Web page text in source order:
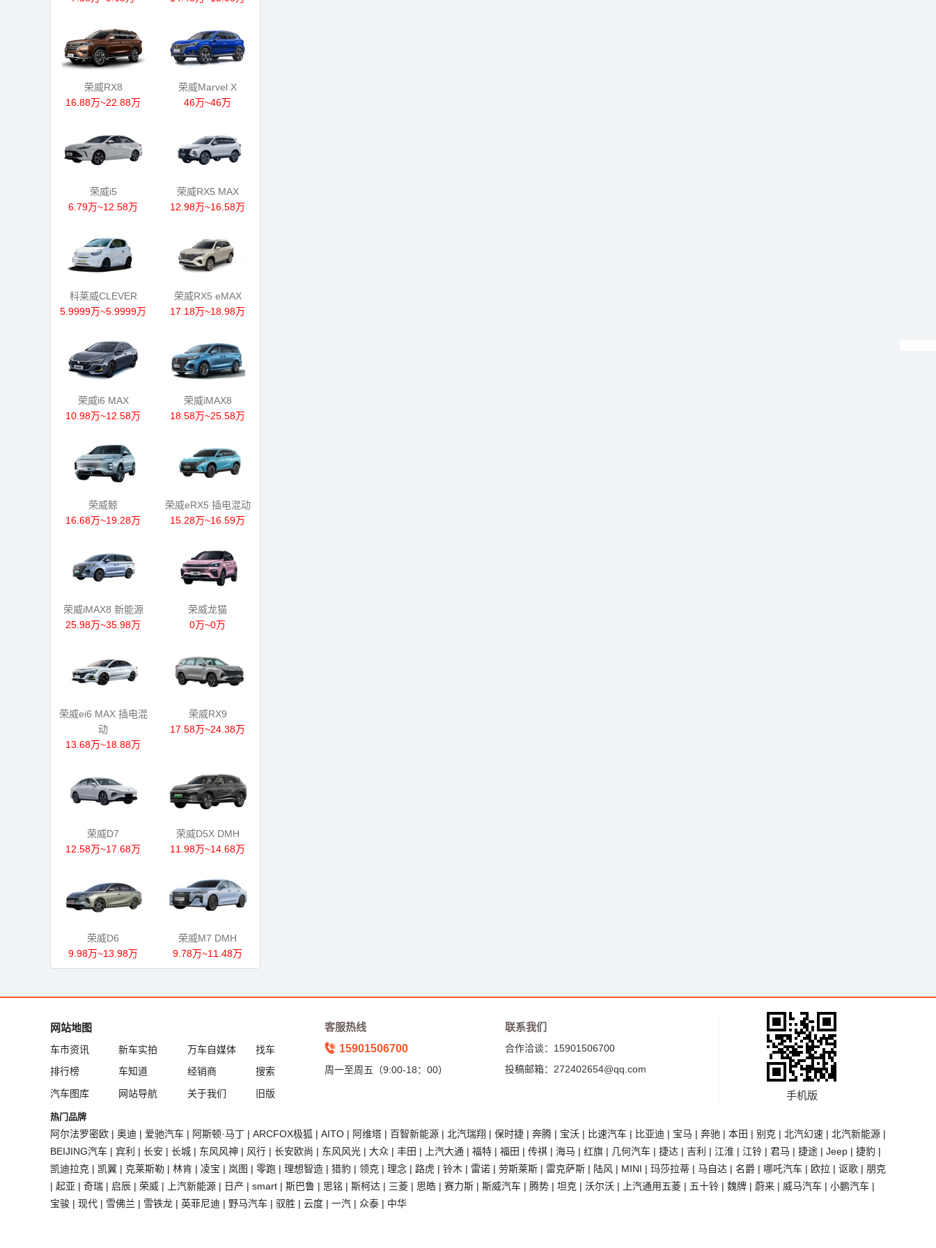
荣威RX8
16.88万~22.88万
荣威Marvel X
46万~46万
荣威i5
6.79万~12.58万
荣威RX5 MAX
12.98万~16.58万
科莱威CLEVER
5.9999万~5.9999万
荣威RX5 eMAX
17.18万~18.98万
荣威i6 MAX
10.98万~12.58万
荣威iMAX8
18.58万~25.58万
荣威鲸
16.68万~19.28万
荣威eRX5 插电混动
15.28万~16.59万
荣威iMAX8 新能源
25.98万~35.98万
荣威龙猫
0万~0万
荣威ei6 MAX 插电混
动
13.68万~18.88万
荣威RX9
17.58万~24.38万
荣威D7
12.58万~17.68万
荣威D5X DMH
11.98万~14.68万
荣威D6
9.98万~13.98万
荣威M7 DMH
9.78万~11.48万
网站地图
车市资讯 新车实拍 万车自媒体
找车
排行榜
车知道 经销商
搜索
汽车图库
网站导航 关于我们 旧版
客服热线
15901506700
周一至周五（9:00-18：00）
联系我们
合作洽谈：15901506700
投稿邮箱：272402654@qq.com
手机版
热门品牌
阿尔法罗密欧 | 奥迪 | 爱驰汽车 | 阿斯顿·马丁 | ARCFOX极狐 | AITO | 阿维塔 | 百智新能源 | 北汽瑞翔 | 保时捷 | 奔腾 | 宝沃 | 比速汽车 | 比亚迪 | 宝马 | 奔驰 | 本田 | 别克 | 北汽幻速 | 北汽新能源 |
BEIJING汽车 | 宾利 | 长安 | 长城 | 东风风神 | 风行 | 长安欧尚 | 东风风光 | 大众 | 丰田 | 上汽大通 | 福特 | 福田 | 传祺 | 海马 | 红旗 | 几何汽车 | 捷达 | 吉利 | 江淮 | 江铃 | 君马 | 捷途 | Jeep | 捷豹 |
凯迪拉克 | 凯翼 | 克莱斯勒 | 林肯 | 凌宝 | 岚图 | 零跑 | 理想智造 | 猎豹 | 领克 | 理念 | 路虎 | 铃木 | 雷诺 | 劳斯莱斯 | 雷克萨斯 | 陆风 | MINI | 玛莎拉蒂 | 马自达 | 名爵 | 哪吒汽车 | 欧拉 | 讴歌 | 朋克
| 起亚 | 奇瑞 | 启辰 | 荣威 | 上汽新能源 | 日产 | smart | 斯巴鲁 | 思铭 | 斯柯达 | 三菱 | 思皓 | 赛力斯 | 斯威汽车 | 腾势 | 坦克 | 沃尔沃 | 上汽通用五菱 | 五十铃 | 魏牌 | 蔚来 | 威马汽车 | 小鹏汽车 |
宝骏 | 现代 | 雪佛兰 | 雪铁龙 | 英菲尼迪 | 野马汽车 | 驭胜 | 云度 | 一汽 | 众泰 | 中华